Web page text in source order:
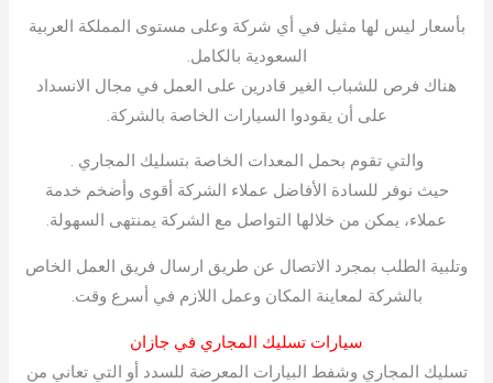
بأسعار ليس لها مثيل في أي شركة وعلى مستوى المملكة العربية
السعودية بالكامل.
هناك فرص للشباب الغير قادرين على العمل في مجال الانسداد
على أن يقودوا السيارات الخاصة بالشركة.
والتي تقوم بحمل المعدات الخاصة بتسليك المجاري .
حيث نوفر للسادة الأفاضل عملاء الشركة أقوى وأضخم خدمة
عملاء، يمكن من خلالها التواصل مع الشركة يمنتهى السهولة.
وتلبية الطلب بمجرد الاتصال عن طريق ارسال فريق العمل الخاص
بالشركة لمعاينة المكان وعمل اللازم في أسرع وقت.
سيارات تسليك المجاري في جازان
تسليك المجاري وشفط البيارات المعرضة للسدد أو التي تعاني من